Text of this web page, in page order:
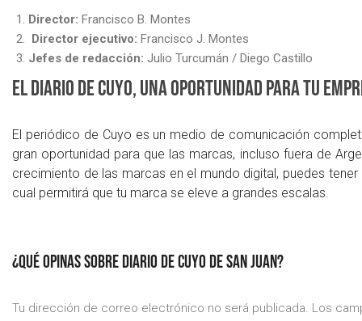
Director: Francisco B. Montes
Director ejecutivo: Francisco J. Montes
Jefes de redacción: Julio Turcumán / Diego Castillo
El Diario de Cuyo, una oportunidad para tu
El periódico de Cuyo es un medio de comunicación
gran oportunidad para que las marcas, incluso fuera de
crecimiento de las marcas en el mundo digital, puedes
cual permitirá que tu marca se eleve a grandes escalas.
¿QUÉ OPINAS SOBRE DIARIO DE CUYO DE SAN JUAN?
Tu dirección de correo electrónico no será publicada. Los